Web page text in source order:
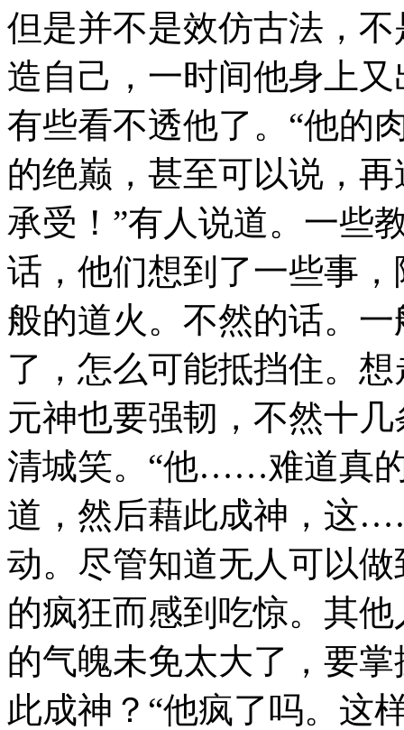
但是并不是效仿古法，
造自己，一时间他身上
有些看不透他了。“他的
的绝巅，甚至可以说，
承受！”有人说道。一些
话，他们想到了一些事
般的道火。不然的话。
了，怎么可能抵挡住。
元神也要强韧，不然十
清城笑。“他……难道真
道，然后藉此成神，这
动。尽管知道无人可以
的疯狂而感到吃惊。其
的气魄未免太大了，要
此成神？“他疯了吗。这